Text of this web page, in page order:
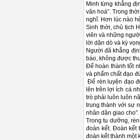
Minh từng khẳng
văn hoá”. Trong
nghĩ. Hơn lúc nào
Sinh thời, chủ tịch
viên và những
lời dặn dò và kỳ
Người đã khẳng
báo, không được
Để hoàn thành tốt
và phẩm chất đạo
Để rèn luyện đạo
lên trên lợi ích cá
trò phải luôn luôn
trung thành với sự
nhân dân giao cho”.
Trong tu dưỡng,
đoàn kết. Đoàn kết
đoàn kết thành một